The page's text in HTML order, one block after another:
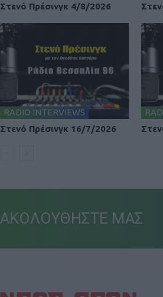
Στενό Πρέσινγκ 4/8/2026
RADIO INTERVIEWS
Στενό Πρέσινγκ 16/7/2026
ΑΚΟΛΟΥΘΗΣΤΕ ΜΑΣ